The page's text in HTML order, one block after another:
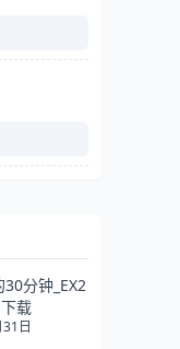
分钟_EX2
载
日